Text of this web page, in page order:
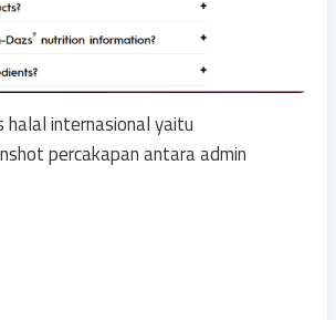
halal internasional yaitu
percakapan antara admin